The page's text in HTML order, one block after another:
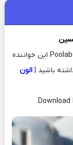
شما می‌توانید به علاوه ی دانلود آهنگ جدید Poolabshit این خواننده
باشید | الون
Download